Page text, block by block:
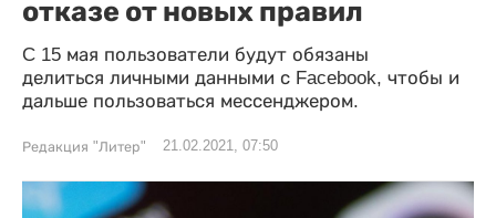
отказе от новых правил
C 15 мая пользователи будут обязаны
делиться личными данными с Facebook, чтобы и
дальше пользоваться мессенджером.
Редакция "Литер" 21.02.2021, 07:50